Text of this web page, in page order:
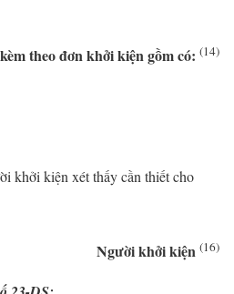
theo đơn khởi kiện gồm có: (14)
khởi kiện xét thấy cần thiết cho
Người khởi kiện (16)